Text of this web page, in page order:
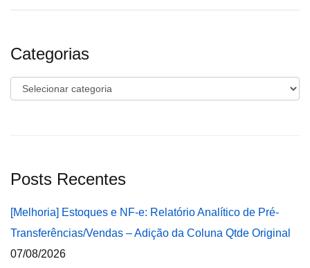
Categorias
Categorias
Posts Recentes
[Melhoria] Estoques e NF-e: Relatório Analítico de Pré-
Transferências/Vendas – Adição da Coluna Qtde Original
07/08/2026